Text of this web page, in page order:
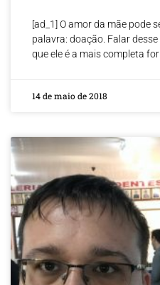
[ad_1] O amor da mãe pode
palavra: doação. Falar
que ele é a mais completa
14 de maio de 2018